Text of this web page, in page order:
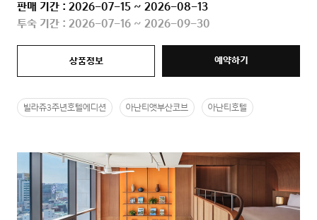
판매 기간 : 2026-07-15 ~ 2026-08-13
투숙 기간 : 2026-07-16 ~ 2026-09-30
상품정보 예약하기
빌라쥬3주년호텔에디션 아난티앳부산코브 아난티호텔